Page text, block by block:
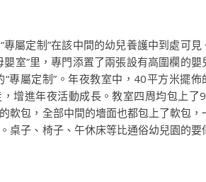
屬定制”在該中間的幼兒養護中到處可見
室”里，專門添置了兩張設有高圍欄的嬰
專屬定制”。年夜教室中，40平方米擺佈
增進年夜活動成長。教室四周均包上了
軟包，全部中間的墻面也都包上了軟包，
桌子、椅子、午休床等比通俗幼兒園的要